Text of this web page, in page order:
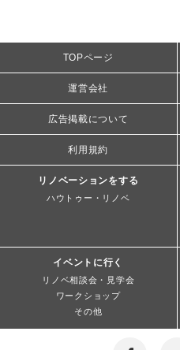
TOPページ
運営会社
広告掲載について
利用規約
リノベーションをする
ハウトゥー・リノベ
イベントに行く
リノベ相談会・見学会
ワークショップ
その他